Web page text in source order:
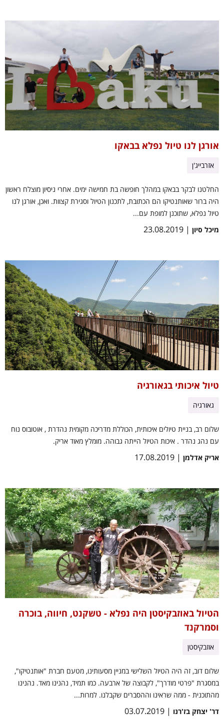
אורגן לנו טיול נפלא בבאקו
אזרבייג'ן
החלטנו לבקר בבאקו במהלך חופשה בת חמישה ימים. אחרי ניסיון מוצלח ראשון
היה ברור שאותנטיקו הם הכתובת, לתכנון הטיול וסגירת קצוות. ואכן, אורגן לנו
טיול נפלא, שתוכנן למופת עם...
מיכל סיון | 23.08.2019
טיול איכותי בגאורגיה
גאורגיה
שלום רב, בניית טיולים איכותית, הכוללת מדריכה מקומית נהדרת , אוטובוס נוח
עם נהג נהדר . איכות הטיול הייתה גבוהה. מומלץ מאוד אריק.
אריק אדלמן | 17.08.2019
הטיול באוזבקיסטן היה נפלא - טשקנט, חיווה, בוכרה
וסמרקנד
אוזבקיסטן
שלום דוב, זה היה הטיול השלישי במניין מסעותינו, מטעם חברת "אותנטיקו",
במסגרת "פרטי מודרך", לקבוצה של ארבעה. כמו תמיד, נהנינו מאד. נהנינו
מהתוכנית - ממה שראינו וההסברים שקבלנו. למרות...
דר' יצחק בז'רנו | 03.07.2019